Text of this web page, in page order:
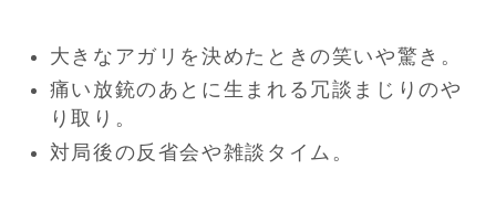
大きなアガリを決めたときの笑いや驚き。
痛い放銃のあとに生まれる冗談まじりのや
り取り。
対局後の反省会や雑談タイム。